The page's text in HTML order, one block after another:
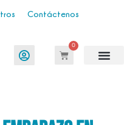
Contáctenos
0